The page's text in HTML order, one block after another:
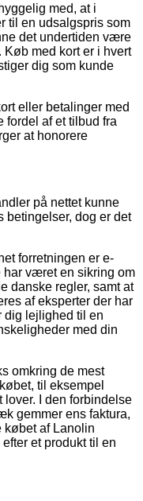
med, at i
til en udsalgspris som
det undertiden være
med kort er i hvert
dig som kunde
eller betalinger med
fordel af et tilbud fra
at honorere
på nettet kunne
betingelser, dog er det
forretningen er e-
været en sikring om
danske regler, samt at
af eksperter der har
dig lejlighed til en
med din
omkring de mest
til eksempel
lover. I den forbindelse
gemmer ens faktura,
af Lanolin
et produkt til en